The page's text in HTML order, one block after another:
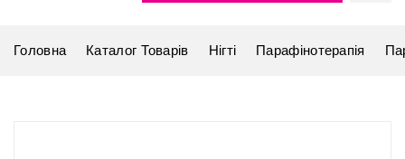
Головна Каталог Товарів Нігті Парафінотерапія